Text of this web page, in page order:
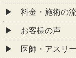
料金・施術の
お客様の声
医師・アスリ